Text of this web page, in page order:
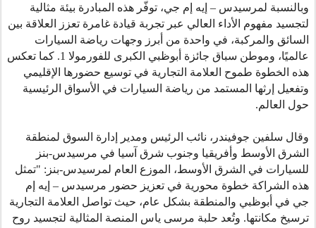
وبالنسبة لمرسيدس – إيه إم جي، توفّر هذه المبادرة بيئة مثالية
لتجسيد مفهوم الأداء العالي عبر تجربة قيادة غامرة تعزز العلاقة بين
السائق والمركبة، في واحدة من أبرز وجهات رياضة السيارات
عالميًا، وموطن سباق جائزة أبوظبي الكبرى للفورمولا 1. كما تعكس
هذه الخطوة طموح العلامة التجارية في توسيع حضورها الإقليمي
وتفعيل إرثها المستمد من رياضة السيارات في الأسواق الرئيسية
حول العالم.
وقال سلفين جوفيندر، نائب الرئيس ومدير إدارة السوق لمنطقة
الشرق الأوسط وأفريقيا وجنوب شرق آسيا في مرسيدس-بنز
للسيارات في الشرق الأوسط، الموزع العام لمرسيدس-بنز: "تمثل
هذه الشراكة خطوة محورية في تعزيز حضور مرسيدس – إيه إم
جي في أبوظبي والمنطقة بشكل عام، حيث تواصل العلامة التجارية
ترسيخ مكانتها. وتُعد حلبة مرسى ياس المنصة المثالية لتجسيد روح